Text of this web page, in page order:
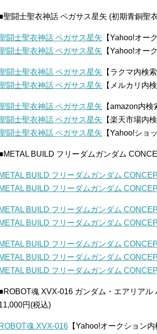
聖闘士聖衣神話 ペガサス星矢 (初期青銅聖
闘士聖衣神話 ペガサス星矢 【Yahoo!オー
闘士聖衣神話 ペガサス星矢 【Yahoo!オー
闘士聖衣神話 ペガサス星矢 【ラクマ内検索
闘士聖衣神話 ペガサス星矢 【メルカリ内検
闘士聖衣神話 ペガサス星矢 【amazon内検
闘士聖衣神話 ペガサス星矢 【楽天市場内検
闘士聖衣神話 ペガサス星矢 【Yahoo!ショ
BUILD フリーダムガンダム
METAL BUILD フリーダムガンダム
METAL BUILD フリーダムガンダム
METAL BUILD フリーダムガンダム
METAL BUILD フリーダムガンダム
METAL BUILD フリーダムガンダム
METAL BUILD フリーダムガンダム
METAL BUILD フリーダムガンダム
魂 XVX-016 ガンダム・エアリアル
円(税込)
ROBOT魂 XVX-016 【Yahoo!オークション内